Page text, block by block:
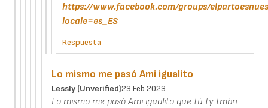
https://www.facebook.com/groups/
locale=es_ES
Respuesta
Lo mismo me pasó Ami igualito
Lessly (unverified)23 Feb 2023
Lo mismo me pasó Ami igualito que tú ty tmbn